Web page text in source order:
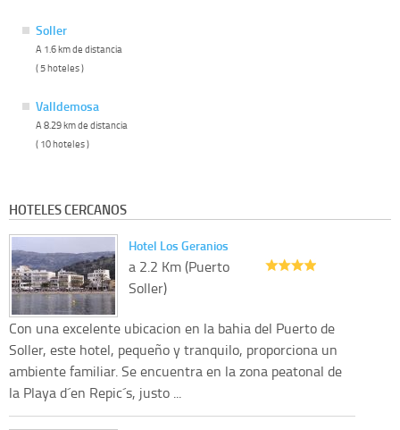
Soller
A 1.6 km de distancia
( 5 hoteles )
Valldemosa
A 8.29 km de distancia
( 10 hoteles )
HOTELES CERCANOS
Hotel Los Geranios
a 2.2 Km (Puerto
Soller)
Con una excelente ubicacion en la bahia del Puerto de
Soller, este hotel, pequeño y tranquilo, proporciona un
ambiente familiar. Se encuentra en la zona peatonal de
la Playa d´en Repic´s, justo ...